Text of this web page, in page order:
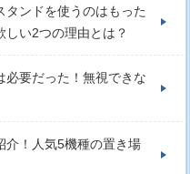
ンドを使うのはもった
しい2つの理由とは？
必要だった！無視できな
介！人気5機種の置き場